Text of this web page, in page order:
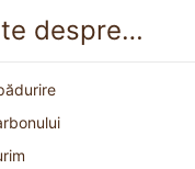
despre…